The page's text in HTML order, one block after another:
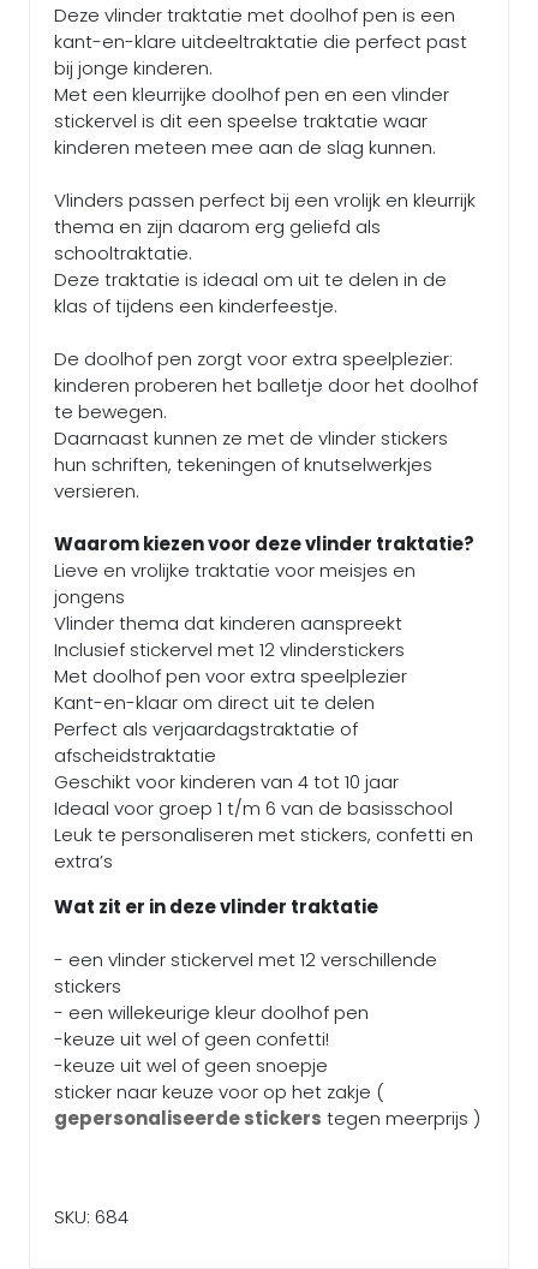
Deze vlinder traktatie met doolhof pen is een
kant-en-klare uitdeeltraktatie die perfect past
bij jonge kinderen.
Met een kleurrijke doolhof pen en een vlinder
stickervel is dit een speelse traktatie waar
kinderen meteen mee aan de slag kunnen.
Vlinders passen perfect bij een vrolijk en kleurrijk
thema en zijn daarom erg geliefd als
schooltraktatie.
Deze traktatie is ideaal om uit te delen in de
klas of tijdens een kinderfeestje.
De doolhof pen zorgt voor extra speelplezier:
kinderen proberen het balletje door het doolhof
te bewegen.
Daarnaast kunnen ze met de vlinder stickers
hun schriften, tekeningen of knutselwerkjes
versieren.
Waarom kiezen voor deze vlinder traktatie?
Lieve en vrolijke traktatie voor meisjes en
jongens
Vlinder thema dat kinderen aanspreekt
Inclusief stickervel met 12 vlinderstickers
Met doolhof pen voor extra speelplezier
Kant-en-klaar om direct uit te delen
Perfect als verjaardagstraktatie of
afscheidstraktatie
Geschikt voor kinderen van 4 tot 10 jaar
Ideaal voor groep 1 t/m 6 van de basisschool
Leuk te personaliseren met stickers, confetti en
extra’s
Wat zit er in deze vlinder traktatie
- een vlinder stickervel met 12 verschillende
stickers
- een willekeurige kleur doolhof pen
-keuze uit wel of geen confetti!
-keuze uit wel of geen snoepje
sticker naar keuze voor op het zakje (
gepersonaliseerde stickers tegen meerprijs )
SKU: 684